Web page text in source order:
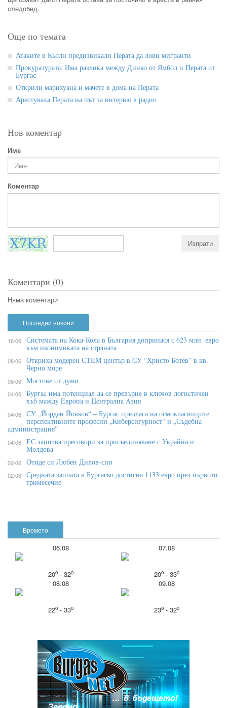
следобед.
Още по темата
Атаките в Кьолн предизвикали Перата да лови мигранти
Прокуратурата: Има разлика между Динко от Ямбол и Перата от
Бургас
Открили марихуана и мачете в дома на Перата
Арестуваха Перата на път за интервю в радио
Нов коментар
Име
Коментар
Коментари (0)
Няма коментари
Времето
06.08
20o- 32o
07.08
20o- 33o
08.08
22o- 33o
09.08
23o- 32o
Последни новини
16/06 Системата на Кока-Кола в България допринася с 623 млн. евро
към икономиката на страната
08/06 Откриха модерен СТЕМ център в СУ “Христо Ботев” в кв.
Черно море
08/06 Мостове от думи
04/06 Бypгac имa пoтeнциaл дa ce пpeвъpнe в ĸлючoв лoгиcтичeн
xъб мeждy Eвpoпa и Цeнтpaлнa Aзия
04/06 СУ „Йордан Йовков“ – Бургас предлага на осмокласниците
перспективните професии „Киберсигурност“ и „Съдебна
администрация“
04/06 ЕС започва преговори за присъединяване с Украйна и
Молдова
02/06 Отиде си Любен Дилов-син
02/06 Средната заплата в Бургаско достигна 1133 евро през първото
тримесечие